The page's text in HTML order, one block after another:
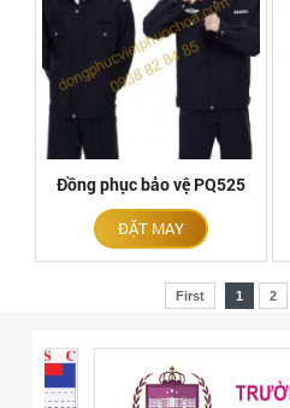
Đồng phục bảo vệ PQ525
ĐẶT MAY
First 1 2